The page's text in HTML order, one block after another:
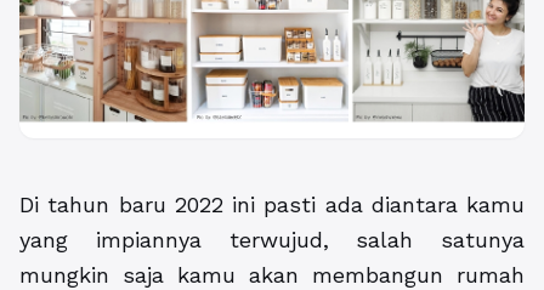
Di tahun baru 2022 ini pasti ada diantara kamu
yang impiannya terwujud, salah satunya
mungkin saja kamu akan membangun rumah